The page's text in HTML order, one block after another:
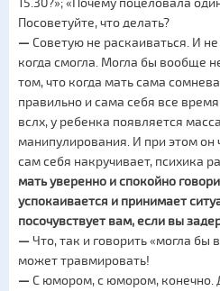
Посоветуйте, что делать?
— Советую не раскаиваться. И
когда смогла. Могла бы вообще
том, что когда мать сама
правильно и сама себя все время
вслх, у ребенка появляется
манипулирования. И при этом он
сам себя накручивает, психика
мать уверенно и спокойно
успокаивается и принимает
посочувствует вам, если вы
— Что, так и говорить «могла бы
может травмировать!
— С юмором, с юмором, конечно.